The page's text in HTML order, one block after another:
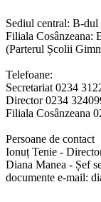
Sediul central: B-
Filiala Cosânzeana:
(Parterul Școlii
Telefoane:
Secretariat 0234
Director 0234
Filiala Cosânzeana
Persoane de contact
Ionuț Tenie -
Diana Manea - Șef
documente e-mail: